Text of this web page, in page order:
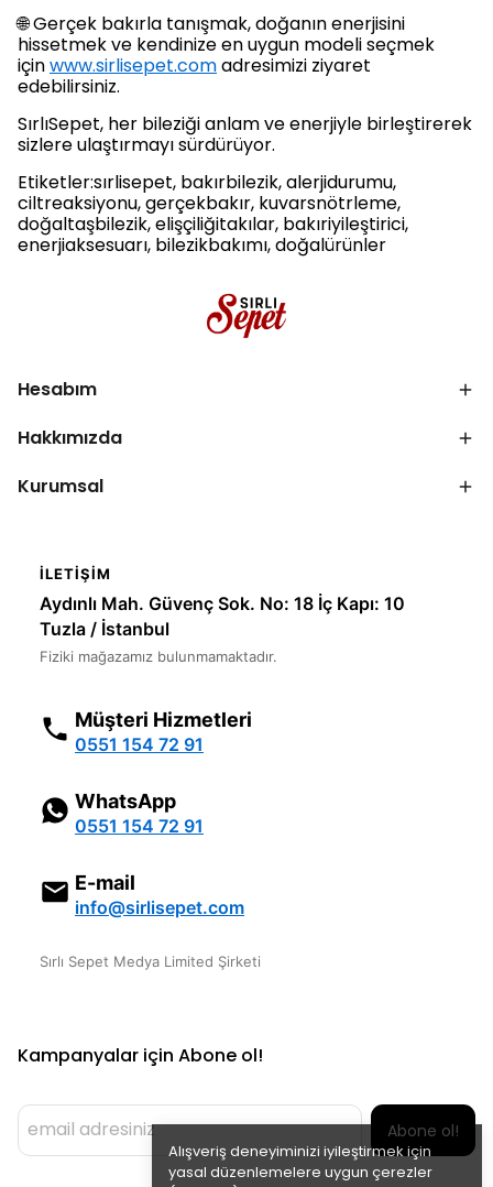
Alışveriş deneyiminizi iyileştirmek için
yasal düzenlemelere uygun çerezler
🌐 Gerçek bakırla tanışmak, doğanın enerjisini
hissetmek ve kendinize en uygun modeli seçmek
içinwww.sirlisepet.comadresimizi ziyaret
edebilirsiniz.
SırlıSepet, her bileziği anlam ve enerjiyle birleştirerek
sizlere ulaştırmayı sürdürüyor.
Etiketler:sırlisepet, bakırbilezik, alerjidurumu,
ciltreaksiyonu, gerçekbakır, kuvarsnötrleme,
doğaltaşbilezik, elişçiliğitakılar, bakıriyileştirici,
enerjiaksesuarı, bilezikbakımı, doğalürünler
Hesabım
Hakkımızda
Kurumsal
İLETIŞIM
Aydınlı Mah. Güvenç Sok. No: 18 İç Kapı: 10
Tuzla / İstanbul
Fiziki mağazamız bulunmamaktadır.
Müşteri Hizmetleri
0551 154 72 91
WhatsApp
0551 154 72 91
E-mail
info@sirlisepet.com
Sırlı Sepet Medya Limited Şirketi
Kampanyalar için Abone ol!
Abone ol!